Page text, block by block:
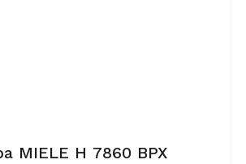
MIELE H 7860 BPX